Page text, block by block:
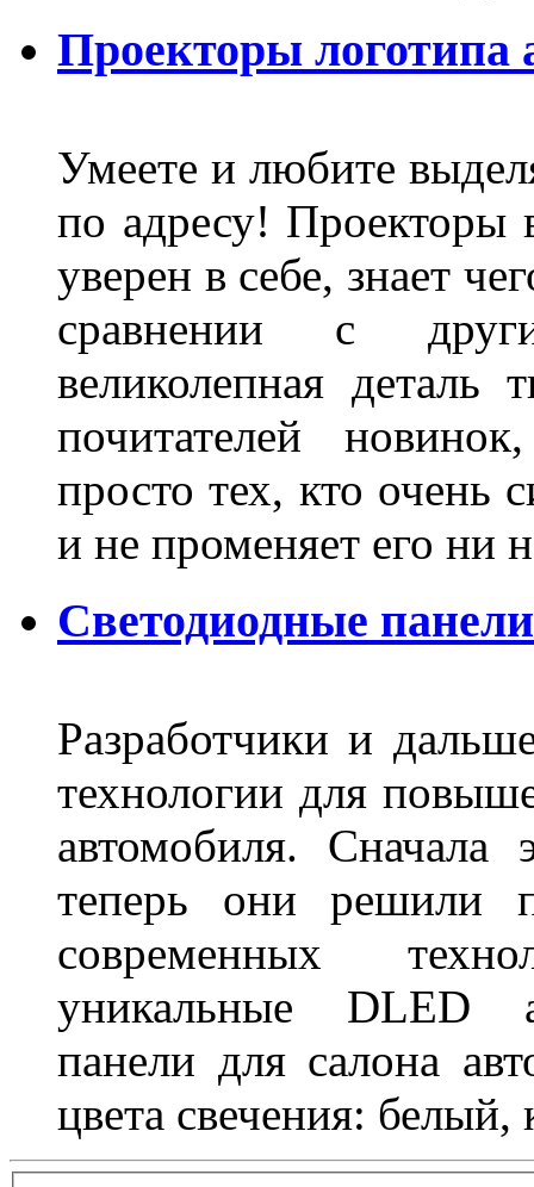
Проекторы логотипа
Умеете и любите
по адресу! Проекторы
уверен в себе, знает
сравнении с
великолепная
почитателей
просто тех, кто очень
и не променяет его ни
Светодиодные
Разработчики и
технологии для
автомобиля.
теперь они решили
современных
уникальные DLED
панели для салона
цвета свечения: